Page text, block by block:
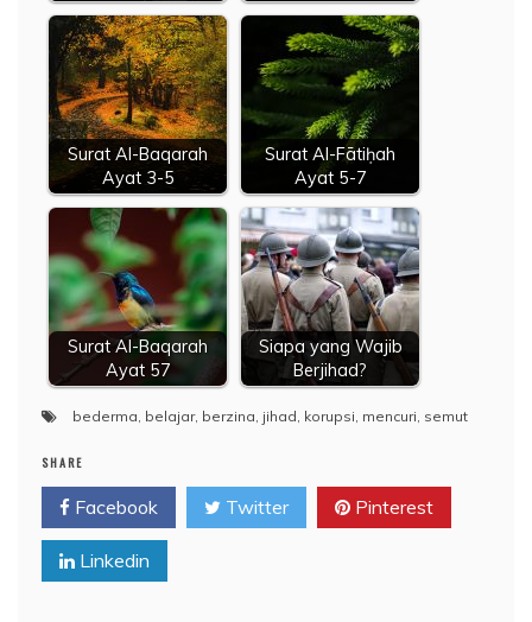
Surat Al-Baqarah
Ayat 3-5
Surat Al-Fātiḥah
Ayat 5-7
Surat Al-Baqarah
Ayat 57
Siapa yang Wajib
Berjihad?
bederma, belajar, berzina, jihad, korupsi, mencuri, semut
SHARE
Facebook Twitter Pinterest
Linkedin